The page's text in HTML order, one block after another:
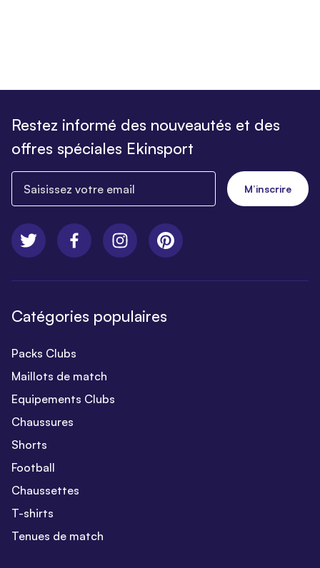
Restez informé des nouveautés et des
offres spéciales Ekinsport
M’inscrire
Catégories populaires
Packs Clubs
Maillots de match
Equipements Clubs
Chaussures
Shorts
Football
Chaussettes
T-shirts
Tenues de match